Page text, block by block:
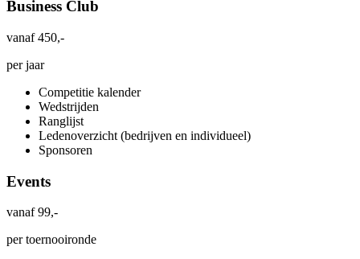
Business Club
vanaf 450,-
per jaar
Competitie kalender
Wedstrijden
Ranglijst
Ledenoverzicht (bedrijven en individueel)
Sponsoren
Events
vanaf 99,-
per toernooironde